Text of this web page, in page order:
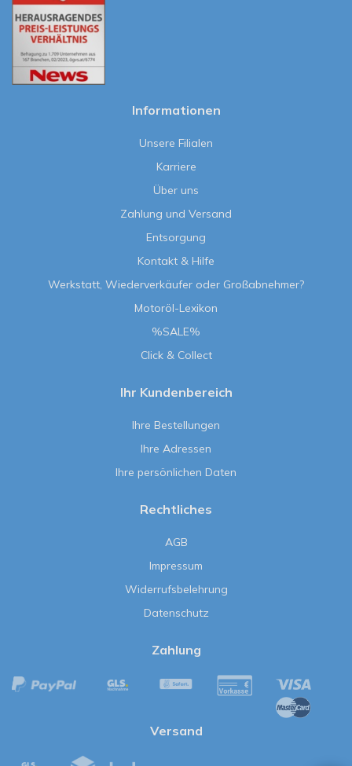
Informationen
Unsere Filialen
Karriere
Über uns
Zahlung und Versand
Entsorgung
Kontakt & Hilfe
Werkstatt, Wiederverkäufer oder Großabnehmer?
Motoröl-Lexikon
%SALE%
Click & Collect
Ihr Kundenbereich
Ihre Bestellungen
Ihre Adressen
Ihre persönlichen Daten
Rechtliches
AGB
Impressum
Widerrufsbelehrung
Datenschutz
Zahlung
Versand